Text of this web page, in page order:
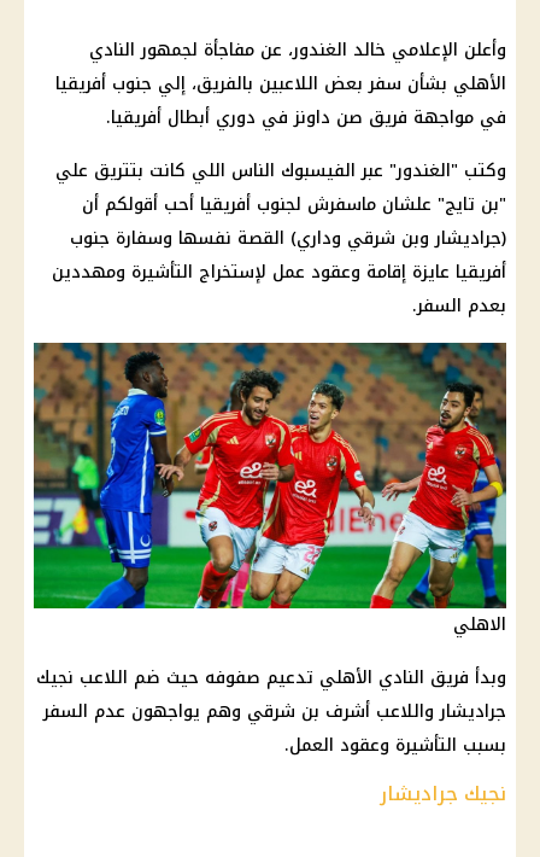
وأعلن الإعلامي خالد الغندور، عن مفاجأة لجمهور النادي
الأهلي بشأن سفر بعض اللاعبين بالفريق، إلي جنوب أفريقيا
في مواجهة فريق صن داونز في دوري أبطال أفريقيا.
وكتب "الغندور" عبر الفيسبوك الناس اللي كانت بتتريق علي
"بن تايج" علشان ماسفرش لجنوب أفريقيا أحب أقولكم أن
(جراديشار وبن شرقي وداري) القصة نفسها وسفارة جنوب
أفريقيا عايزة إقامة وعقود عمل لإستخراج التأشيرة ومهددين
بعدم السفر.
الاهلي
وبدأ فريق النادي الأهلي تدعيم صفوفه حيث ضم اللاعب نجيك
جراديشار واللاعب أشرف بن شرقي وهم يواجهون عدم السفر
بسبب التأشيرة وعقود العمل.
نجيك جراديشار